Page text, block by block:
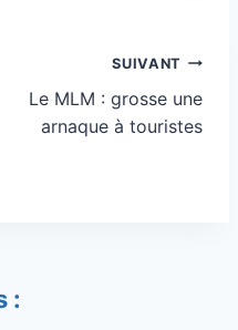
SUIVANT
Le MLM : grosse une
arnaque à touristes
: